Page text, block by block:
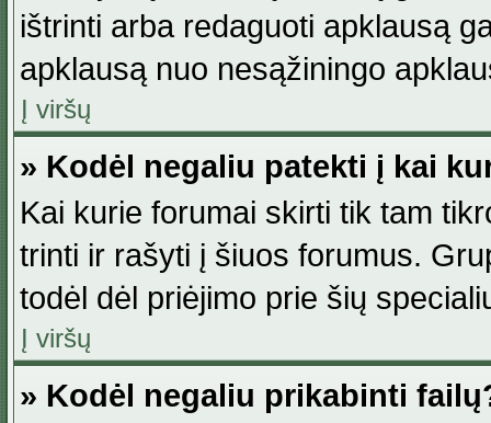
ištrinti arba redaguoti apklausą
apklausą nuo nesąžiningo
Į viršų
» Kodėl negaliu patekti į kai
Kai kurie forumai skirti tik tam
trinti ir rašyti į šiuos forumus.
todėl dėl priėjimo prie šių
Į viršų
» Kodėl negaliu prikabinti